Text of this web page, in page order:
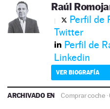
Raúl
Perfil de
Twitter
Perfil de
Linkedin
VER BIOGRAFÍA
ARCHIVADO EN Comprar coche ·